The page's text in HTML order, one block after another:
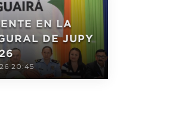
EN LA
DE JUPY
20:45